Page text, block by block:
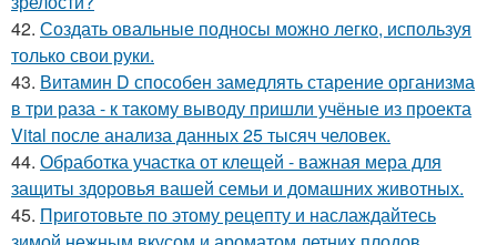
42. Создать овальные подносы можно легко, используя
только свои руки.
43. Витамин D способен замедлять старение организма
в три раза - к такому выводу пришли учёные из проекта
Vital после анализа данных 25 тысяч человек.
44. Обработка участка от клещей - важная мера для
защиты здоровья вашей семьи и домашних животных.
45. Приготовьте по этому рецепту и наслаждайтесь